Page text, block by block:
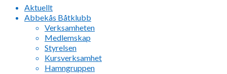
Aktuellt
Abbekås Båtklubb
Verksamheten
Medlemskap
Styrelsen
Kursverksamhet
Hamngruppen